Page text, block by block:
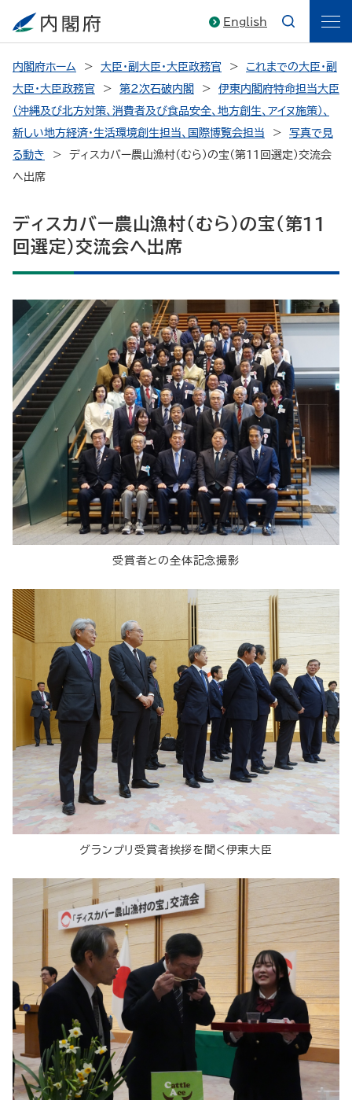
English
内閣府ホーム 大臣・副大臣・大臣政務官
これまでの大臣・副
大臣・大臣政務官
第2次石破内閣
伊東内閣府特命担当大臣
（沖縄及び北方対策、消費者及び食品安全、地方創生、アイヌ施策）、
新しい地方経済・生活環境創生担当、国際博覧会担当
写真で見
る動き
ディスカバー農山漁村（むら）の宝（第11回選定）交流会
へ出席
ディスカバー農山漁村（むら）の宝（第11
回選定）交流会へ出席
受賞者との全体記念撮影
グランプリ受賞者挨拶を聞く伊東大臣